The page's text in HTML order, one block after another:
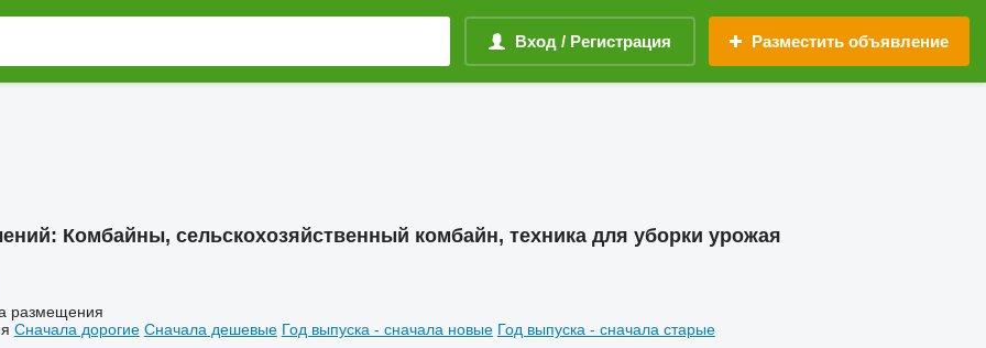
Вход / Регистрация Разместить объявление
Комбайны, сельскохозяйственный комбайн, техника для уборки урожая
размещения
Сначала дорогие Сначала дешевые Год выпуска - сначала новые Год выпуска - сначала старые